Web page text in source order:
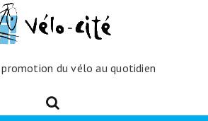
du vélo au quotidien